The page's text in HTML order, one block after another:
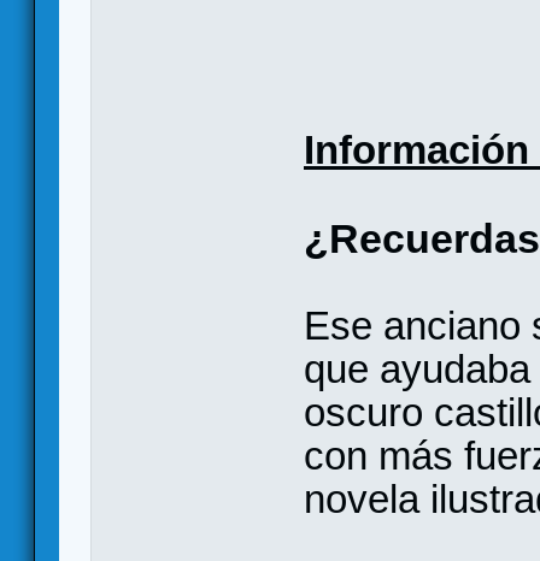
Ese anciano
que
oscuro
con más
novela